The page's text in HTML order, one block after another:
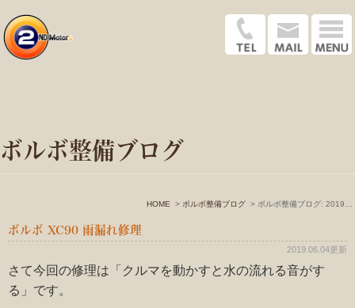
ボルボ整備ブログ
HOME ボルボ整備ブログ
ボルボ XC90 雨漏れ修理
2019.06.04更新
さて今回の修理は「クルマを動かすと水の流れる音がす
る」です。